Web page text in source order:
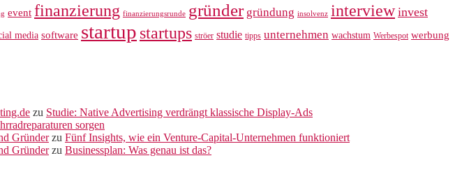
event finanzierung finanzierungsrunde gründer gründung insolvenz interview invest
media software startup startups ströer studie tipps unternehmen wachstum Werbespot werbung
zu Studie: Native Advertising verdrängt klassische Display-Ads
sorgen
Gründerzu Fünf Insights, wie ein Venture-Capital-Unternehmen funktioniert
Gründerzu Businessplan: Was genau ist das?